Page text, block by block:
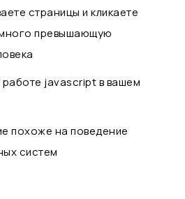
страницы и кликаете
превышающую
javascript в вашем
похоже на поведение
систем